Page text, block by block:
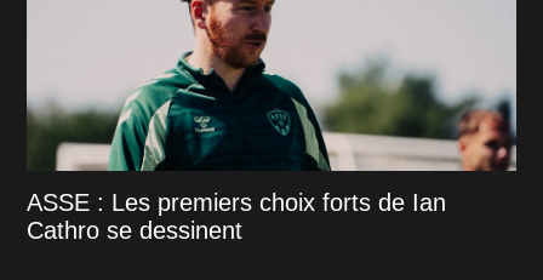
ASSE : Les premiers choix forts de Ian
Cathro se dessinent